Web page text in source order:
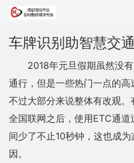
车牌识别助智慧交
2018年元旦假期虽然没
通行，但是一些热门一点的高
不过大部分来说整体有改观
全国联网之后，使用ETC通
间少了不止10秒钟，这也成
因。